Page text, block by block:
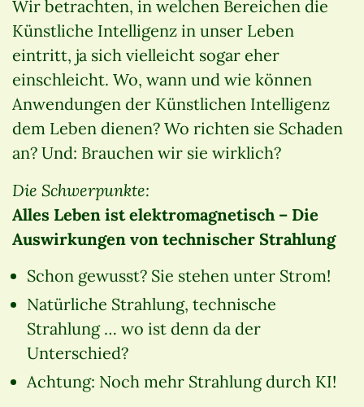
Wir betrachten, in welchen Bereichen die
Künstliche Intelligenz in unser Leben
eintritt, ja sich vielleicht sogar eher
einschleicht. Wo, wann und wie können
Anwendungen der Künstlichen Intelligenz
dem Leben dienen? Wo richten sie Schaden
an? Und: Brauchen wir sie wirklich?
Die Schwerpunkte:
Alles Leben ist elektromagnetisch – Die
Auswirkungen von technischer Strahlung
Schon gewusst? Sie stehen unter Strom!
Natürliche Strahlung, technische
Strahlung … wo ist denn da der
Unterschied?
Achtung: Noch mehr Strahlung durch KI!